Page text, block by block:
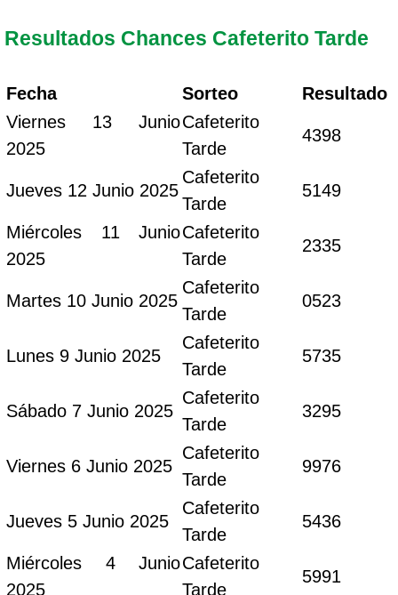
Resultados Chances Cafeterito Tarde
Fecha Sorteo
Resultado
Viernes 13 Junio
2025
Cafeterito
Tarde
4398
Jueves 12 Junio 2025
Cafeterito
Tarde
5149
Miércoles 11 Junio
2025
Cafeterito
Tarde
2335
Martes 10 Junio 2025
Cafeterito
Tarde
0523
Lunes 9 Junio 2025
Cafeterito
Tarde
5735
Sábado 7 Junio 2025
Cafeterito
Tarde
3295
Viernes 6 Junio 2025
Cafeterito
Tarde
9976
Jueves 5 Junio 2025
Cafeterito
Tarde
5436
Miércoles 4 Junio
2025
Cafeterito
Tarde
5991